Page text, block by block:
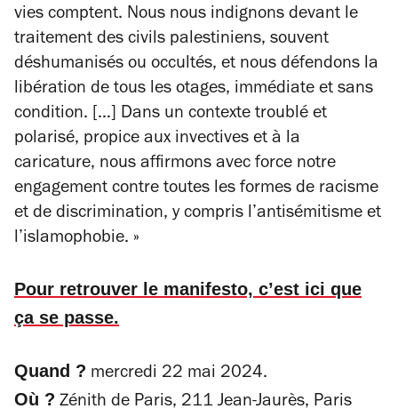
vies comptent. Nous nous indignons devant le
traitement des civils palestiniens, souvent
déshumanisés ou occultés, et nous défendons la
libération de tous les otages, immédiate et sans
condition. […] Dans un contexte troublé et
polarisé, propice aux invectives et à la
caricature, nous affirmons avec force notre
engagement contre toutes les formes de racisme
et de discrimination, y compris l’antisémitisme et
l’islamophobie. »
Pour retrouver le manifesto, c’est ici que
ça se passe.
Quand ? mercredi 22 mai 2024.
Où ? Zénith de Paris, 211 Jean-Jaurès, Paris